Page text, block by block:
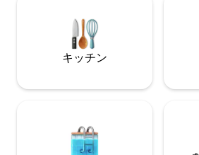
高速ファイバーウィファイ*リクエスト
よるシェフ*スパサービス*コンシェルジ
ュサービス*リクエストによるフルタイ
ドライバーキッチン